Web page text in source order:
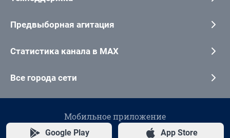
Предвыборная агитация
Статистика канала в MAX
Все города сети
Мобильное приложение
Google Play App Store